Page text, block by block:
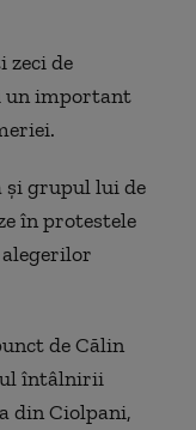
zeci de
un important
grupul lui de
în protestele
de Călin
întâlnirii
din Ciolpani,